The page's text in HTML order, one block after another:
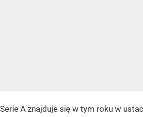
Serie A znajduje się w tym roku w